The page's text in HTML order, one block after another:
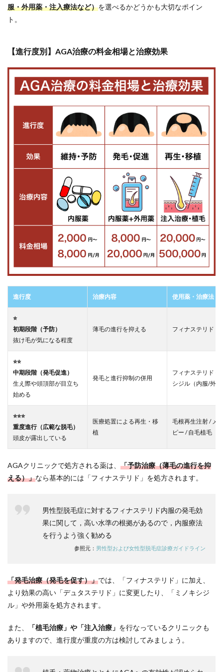
｜実
績と
ンス
が抜
群の
人気
クリ
ニッ
③DMM
インク
リニッ
められ
る人気
AGA治
リニ
ック
院｜
駅チ
カ×安
価×ス
ド診
療が
魅力
の
AGA
専門
クリ
ニッ
ク
⑤ク
リニ
ア｜
完全
も最
適な
AGA
治療
⑥聖
心毛
服・外用薬・注入療法など）を選べるかどうかも大切なポイン
ト。
【進行度別】AGA治療の料金相場と治療効果
進行度 治療内容 使用薬・治療法
⭐️
初期段階（予防）
抜け毛が気になる程度
薄毛の進行を抑える フィナステリド（
⭐️⭐️
中期段階（発毛促進）
生え際や頭頂部が目立ち
始める
発毛と進行抑制の併用
フィナステリド＋
シジル（内服/外
⭐️⭐️⭐️
重度進行（広範な脱毛）
頭皮が露出している
医療処置による再生・移
植
毛根再生注射 / メ
ピー / 自毛植毛
AGAクリニックで処方される薬は、 「予防治療（薄毛の進行を抑
える）」なら基本的には「フィナステリド」を処方されます。
男性型脱毛症に対するフィナステリド内服の発毛効
果に関して，高い水準の根拠があるので，内服療法
を行うよう強く勧める
参照元： 男性型および女性型脱毛症診療ガイドライン
「発毛治療（発毛を促す）」では、「フィナステリド」に加え、
より効果の高い「デュタステリド」に変更したり、「ミノキシジ
ル」や外用薬を処方されます。
また、 「植毛治療」や「注入治療」 を行なっているクリニックも
ありますので、進行度が重度の方は検討してみましょう。